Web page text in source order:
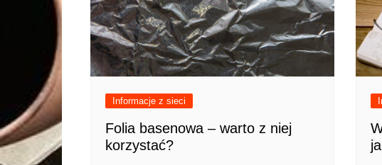
Informacje z sieci
Folia basenowa – warto z niej
korzystać?